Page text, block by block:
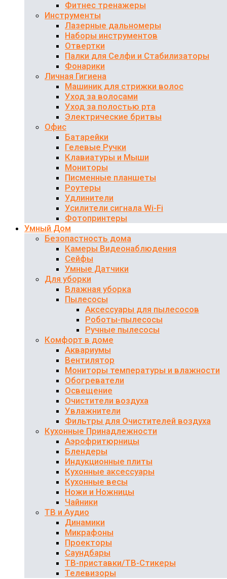
Фитнес тренажеры
Инструменты
Лазерные дальномеры
Наборы инструментов
Отвертки
Палки для Селфи и Стабилизаторы
Фонарики
Личная Гигиена
Машиник для стрижки волос
Уход за волосами
Уход за полостью рта
Электрические бритвы
Офис
Батарейки
Гелевые Ручки
Клавиатуры и Мыши
Мониторы
Писменные планшеты
Роутеры
Удлинители
Усилители сигнала Wi-Fi
Фотопринтеры
Умный Дом
Безопастность дома
Камеры Видеонаблюдения
Сейфы
Умные Датчики
Для уборки
Влажная уборка
Пылесосы
Аксессуары для пылесосов
Роботы-пылесосы
Ручные пылесосы
Комфорт в доме
Аквариумы
Вентилятор
Мониторы температуры и влажности
Обогреватели
Освещение
Очистители воздуха
Увлажнители
Фильтры для Очистителей воздуха
Кухонные Принадлежности
Аэрофритюрницы
Блендеры
Индукционные плиты
Кухонные аксессуары
Кухонные весы
Ножи и Ножницы
Чайники
ТВ и Аудио
Динамики
Микрафоны
Проекторы
Саундбары
ТВ-приставки/ТВ-Стикеры
Телевизоры